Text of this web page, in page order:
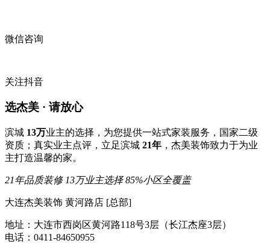
微信咨询
关注抖音
选杰美 · 请放心
滨城 13万业主的选择，为您提供一站式家装服务，国家二级
资质；真实业主点评，立足滨城 21年 ，杰美装饰致力于为业
主打造温馨的家。
21年品质装修 13万业主选择 85%小区全覆盖
大连杰美装饰 黄河路店 [总部]
地址：大连市西岗区黄河路118号3层（长江杰座3层）
电话：0411-84650955